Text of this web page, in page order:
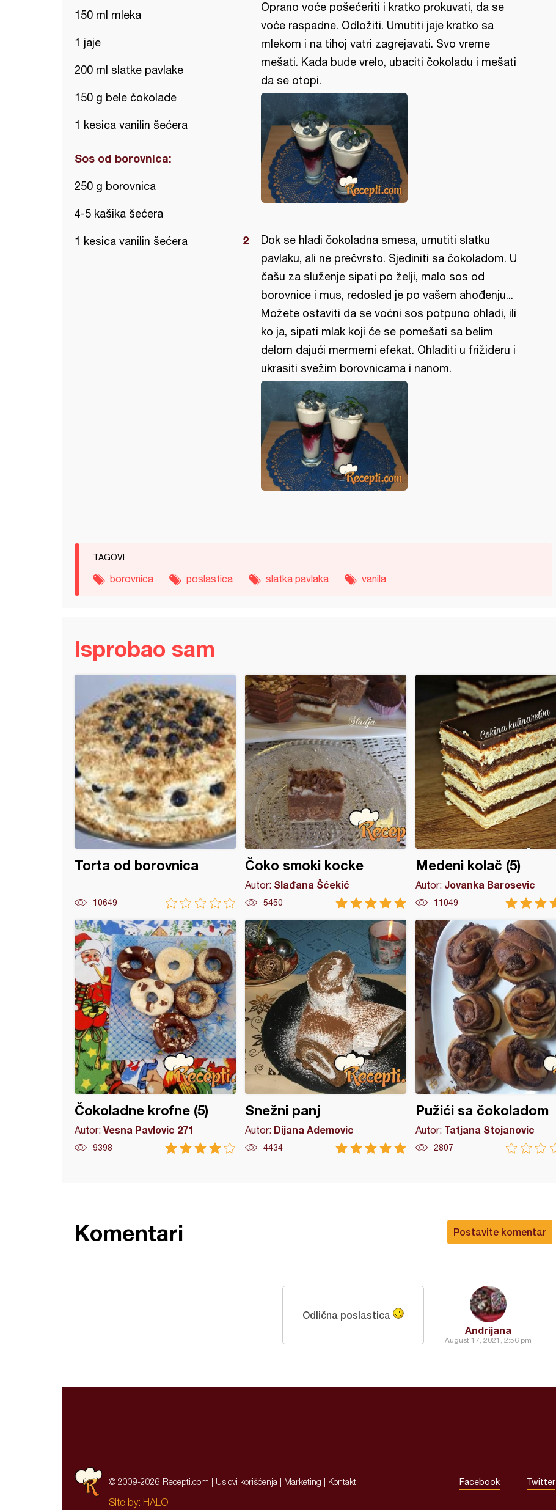
150 ml mleka
1 jaje
200 ml slatke pavlake
150 g bele čokolade
1 kesica vanilin šećera
Sos od borovnica:
250 g borovnica
4-5 kašika šećera
1 kesica vanilin šećera
Oprano voće pošećeriti i kratko prokuvati, da se
voće raspadne. Odložiti. Umutiti jaje kratko sa
mlekom i na tihoj vatri zagrejavati. Svo vreme
mešati. Kada bude vrelo, ubaciti čokoladu i mešati
da se otopi.
Dok se hladi čokoladna smesa, umutiti slatku
pavlaku, ali ne prečvrsto. Sjediniti sa čokoladom. U
čašu za služenje sipati po želji, malo sos od
borovnice i mus, redosled je po vašem ahođenju...
Možete ostaviti da se voćni sos potpuno ohladi, ili
ko ja, sipati mlak koji će se pomešati sa belim
delom dajući mermerni efekat. Ohladiti u frižideru i
ukrasiti svežim borovnicama i nanom.
TAGOVI
borovnica poslastica slatka pavlaka vanila
Isprobao sam
Torta od borovnica
10649
Čoko smoki kocke
Autor: Slađana Šćekić
5450
Medeni kolač (5)
Autor: Jovanka Barosevic
11049
Čokoladne krofne (5)
Autor: Vesna Pavlovic 271
9398
Snežni panj
Autor: Dijana Ademovic
4434
Pužići sa čokoladom
Autor: Tatjana Stojanovic
2807
Postavite komentar
Komentari
Andrijana
August 17, 2021, 2:56 pm
Odlična poslastica
© 2009-2026 Recepti.com | Uslovi korišćenja Marketing Kontakt Facebook Twitter
Site by: HALO